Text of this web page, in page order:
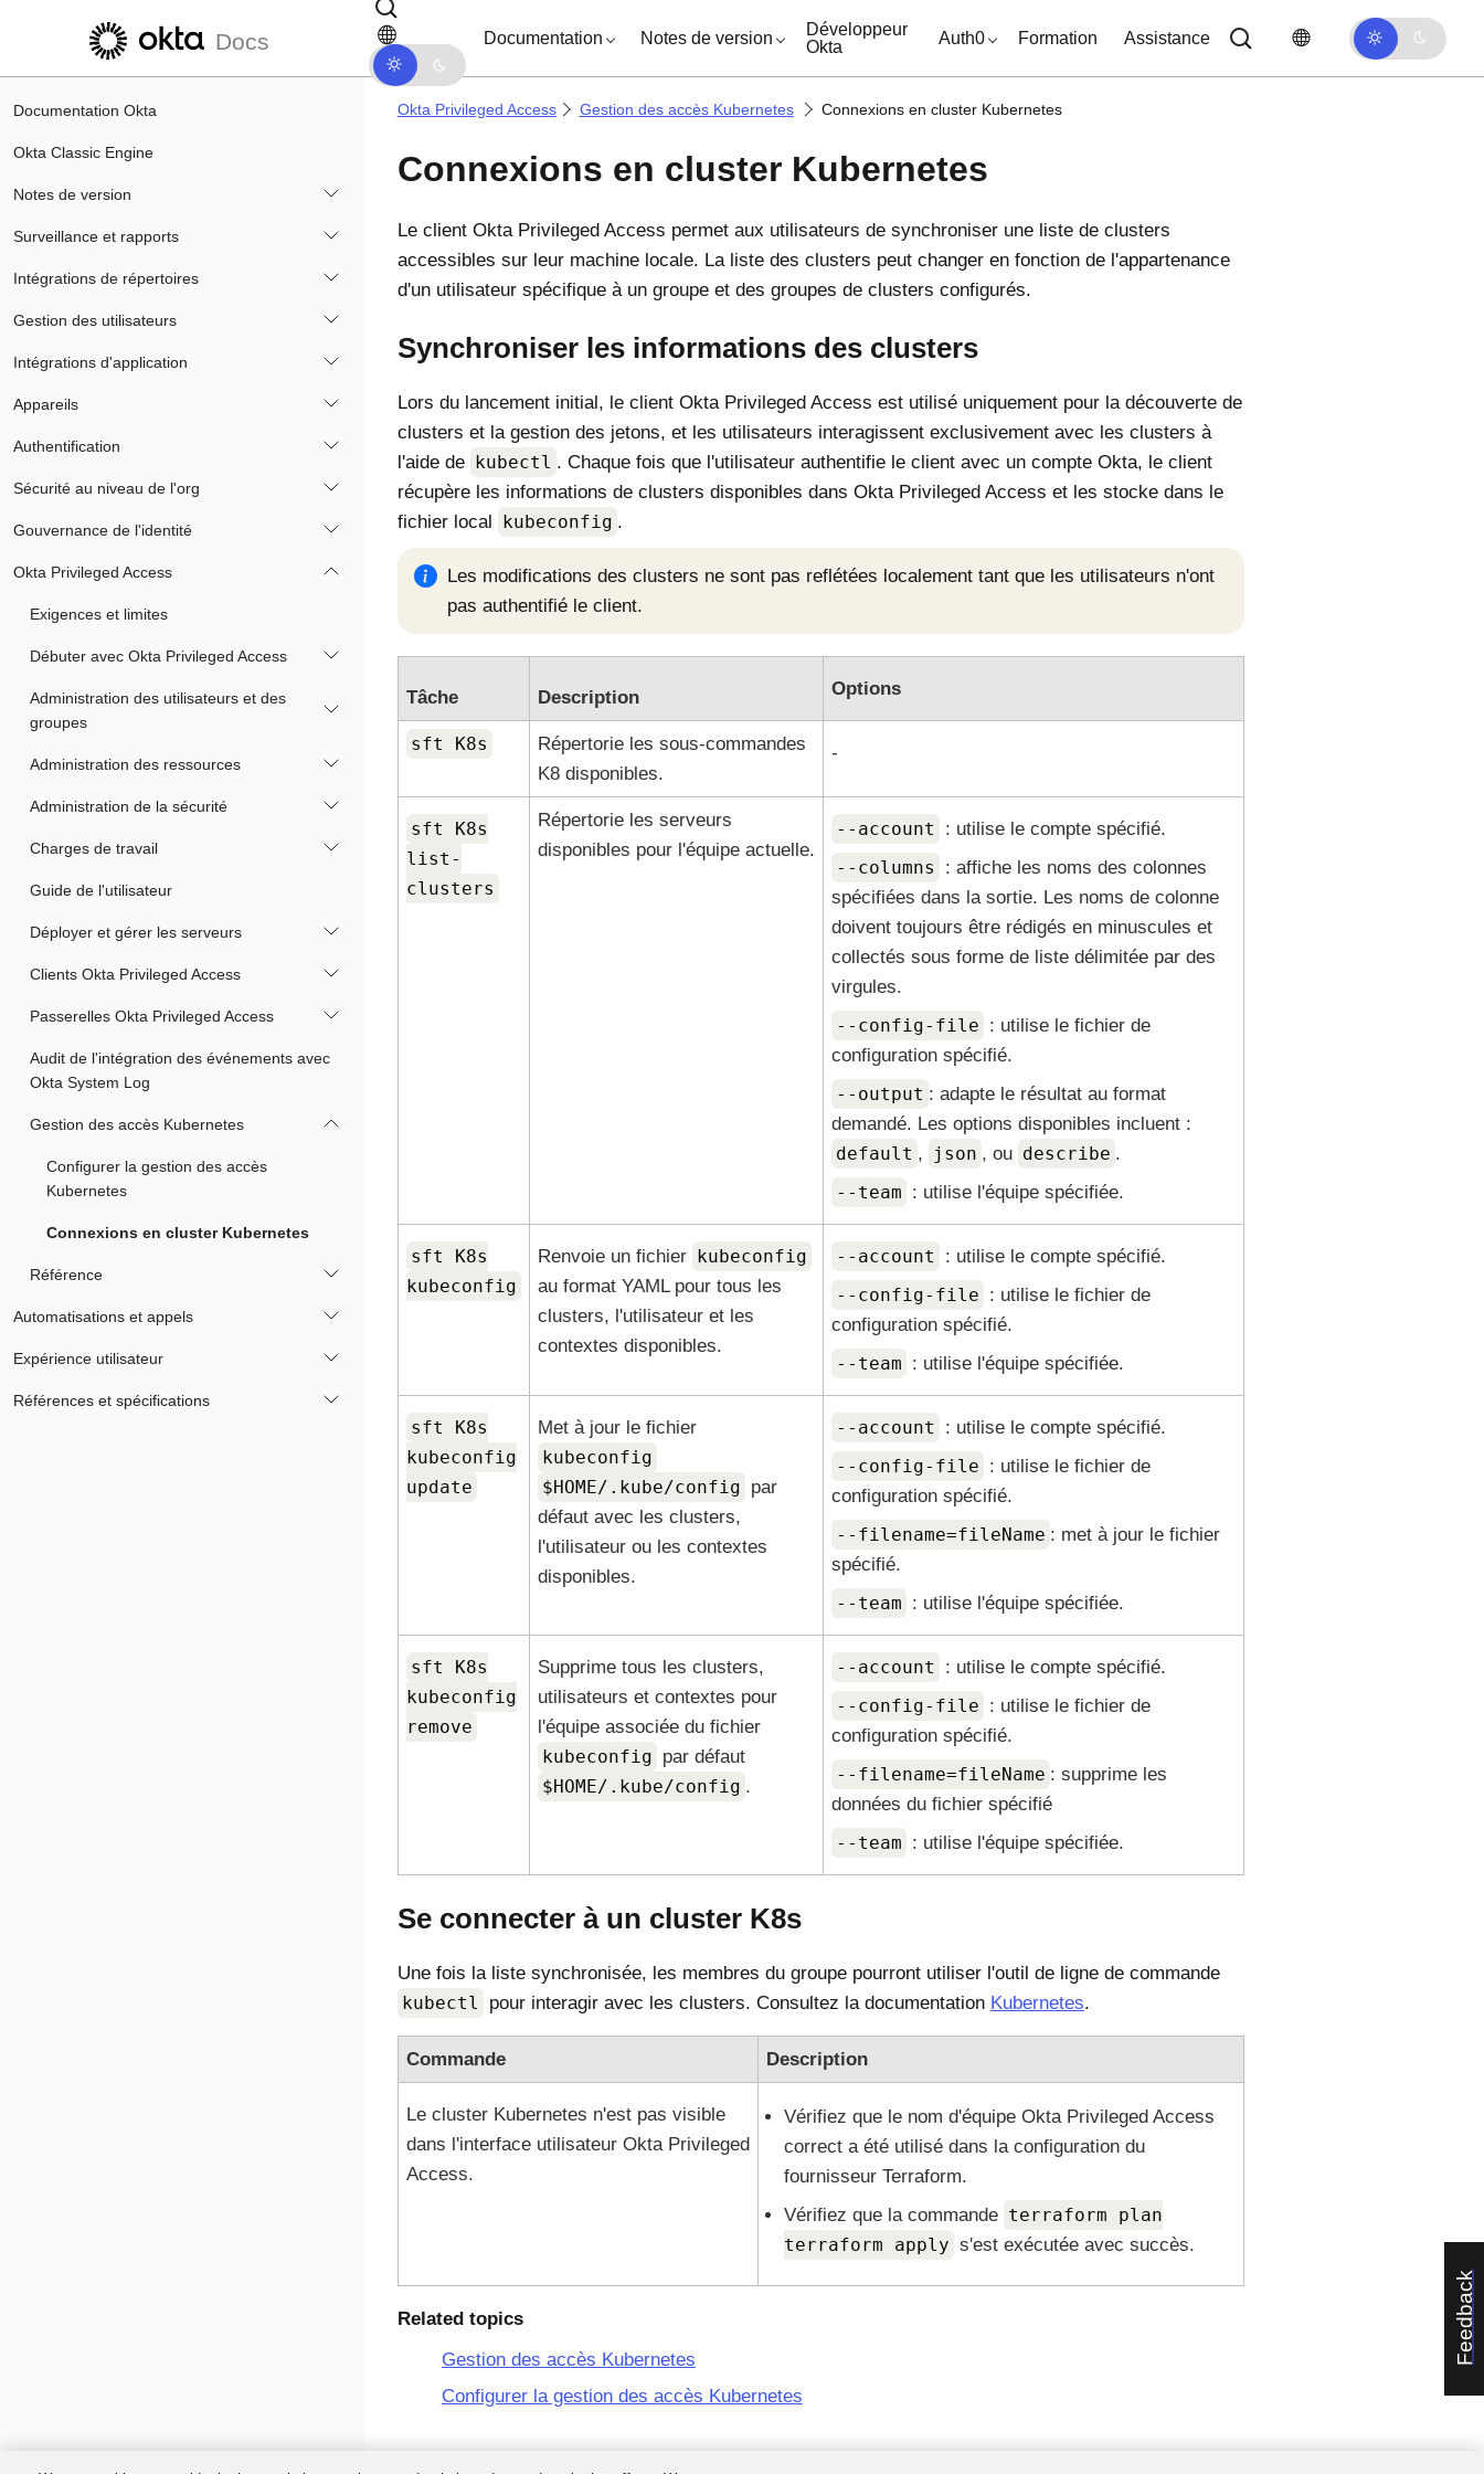
Passer au contenu principal Passer à la navigation dans les documents
Docs Documentation Notes de version
Développeur
Okta
Auth0 Formation Assistance
Feedback
Documentation Okta
Okta Classic Engine
Notes de version
Surveillance et rapports
Intégrations de répertoires
Gestion des utilisateurs
Intégrations d'application
Appareils
Authentification
Sécurité au niveau de l'org
Gouvernance de l'identité
Okta Privileged Access
Exigences et limites
Débuter avec Okta Privileged Access
Administration des utilisateurs et des
groupes
Administration des ressources
Administration de la sécurité
Charges de travail
Guide de l'utilisateur
Déployer et gérer les serveurs
Clients Okta Privileged Access
Passerelles Okta Privileged Access
Audit de l'intégration des événements avec
Okta System Log
Gestion des accès Kubernetes
Configurer la gestion des accès
Kubernetes
Connexions en cluster Kubernetes
Référence
Automatisations et appels
Expérience utilisateur
Références et spécifications
Okta Privileged Access Gestion des accès Kubernetes Connexions en cluster Kubernetes
Connexions en cluster Kubernetes
Le client Okta Privileged Access permet aux utilisateurs de synchroniser une liste de clusters
accessibles sur leur machine locale. La liste des clusters peut changer en fonction de l'appartenance
d'un utilisateur spécifique à un groupe et des groupes de clusters configurés.
Synchroniser les informations des clusters
Lors du lancement initial, le client Okta Privileged Access est utilisé uniquement pour la découverte de
clusters et la gestion des jetons, et les utilisateurs interagissent exclusivement avec les clusters à
l'aide de kubectl . Chaque fois que l'utilisateur authentifie le client avec un compte Okta, le client
récupère les informations de clusters disponibles dans Okta Privileged Access et les stocke dans le
fichier local kubeconfig .
Les modifications des clusters ne sont pas reflétées localement tant que les utilisateurs n'ont
pas authentifié le client.
Tâche Description Options
sft K8s
Répertorie les sous-commandes
K8 disponibles.
-
sft K8s
list-
clusters
Répertorie les serveurs
disponibles pour l'équipe actuelle.
--account
: utilise le compte spécifié.
--columns
: affiche les noms des colonnes
spécifiées dans la sortie. Les noms de colonne
doivent toujours être rédigés en minuscules et
collectés sous forme de liste délimitée par des
virgules.
--config-file : utilise le fichier de
configuration spécifié.
--output : adapte le résultat au format
demandé. Les options disponibles incluent :
default , json , ou describe .
--team : utilise l'équipe spécifiée.
sft K8s
kubeconfig
Renvoie un fichier kubeconfig
au format YAML pour tous les
clusters, l'utilisateur et les
contextes disponibles.
--account
: utilise le compte spécifié.
--config-file : utilise le fichier de
configuration spécifié.
--team : utilise l'équipe spécifiée.
sft K8s
kubeconfig
update
Met à jour le fichier
kubeconfig
$HOME/.kube/config par
défaut avec les clusters,
l'utilisateur ou les contextes
disponibles.
--account
: utilise le compte spécifié.
--config-file : utilise le fichier de
configuration spécifié.
--filename=fileName : met à jour le fichier
spécifié.
--team : utilise l'équipe spécifiée.
sft K8s
kubeconfig
remove
Supprime tous les clusters,
utilisateurs et contextes pour
l'équipe associée du fichier
kubeconfig par défaut
$HOME/.kube/config .
--account
: utilise le compte spécifié.
--config-file : utilise le fichier de
configuration spécifié.
--filename=fileName : supprime les
données du fichier spécifié
--team : utilise l'équipe spécifiée.
Se connecter à un cluster K8s
Une fois la liste synchronisée, les membres du groupe pourront utiliser l'outil de ligne de commande
kubectl
pour interagir avec les clusters. Consultez la documentation Kubernetes.
Commande Description
Le cluster Kubernetes n'est pas visible
dans l'interface utilisateur Okta Privileged
Access.
Vérifiez que le nom d'équipe Okta Privileged Access
correct a été utilisé dans la configuration du
fournisseur Terraform.
Vérifiez que la commande terraform plan
terraform apply s'est exécutée avec succès.
Related topics
Gestion des accès Kubernetes
Configurer la gestion des accès Kubernetes